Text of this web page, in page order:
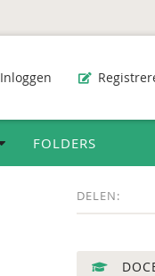
Inloggen
FOLDERS
DELEN: